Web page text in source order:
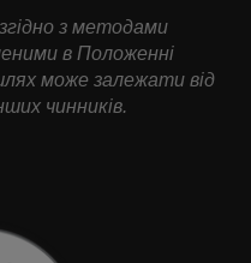
з методами
в Положенні
може залежати від
чинників.